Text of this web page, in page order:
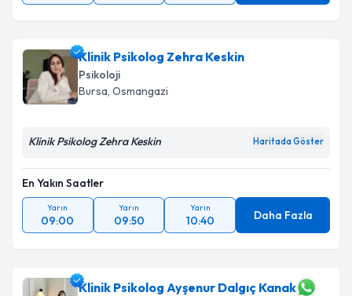
Klinik Psikolog Zehra Keskin
Psikoloji
Bursa, Osmangazi
Klinik Psikolog Zehra Keskin Haritada Göster
En Yakın Saatler
Yarın
09:00
Yarın
09:50
Yarın
10:40 Daha Fazla
Klinik Psikolog Ayşenur Dalgıç Kanak